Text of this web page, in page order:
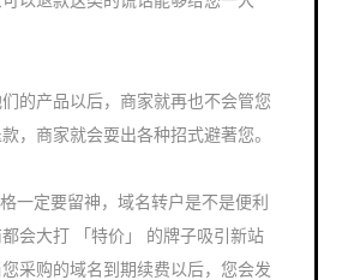
的产品以后，商家就再也不会管您
，商家就会耍出各种招式避著您。
一定要留神，域名转户是不是便利
会大打 「特价」 的牌子吸引新站
采购的域名到期续费以后，您会发